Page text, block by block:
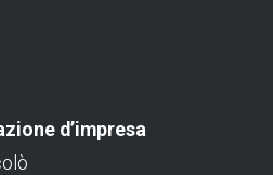
d’impresa